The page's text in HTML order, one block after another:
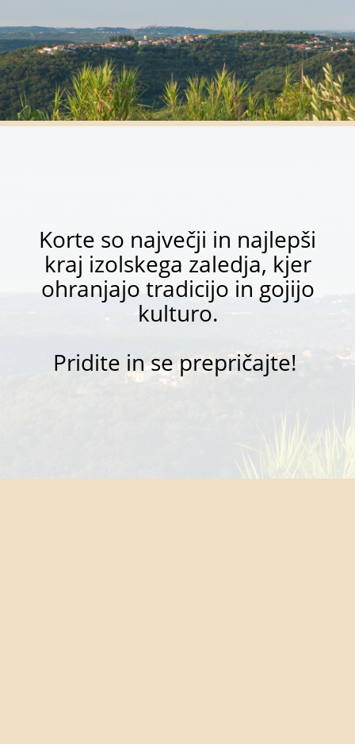
Korte so največji in najlepši
kraj izolskega zaledja, kjer
ohranjajo tradicijo in gojijo
kulturo.
Pridite in se prepričajte!